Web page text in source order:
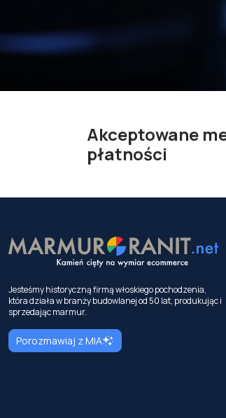
Akceptowane
płatności
Jesteśmy historyczną firmą włoskiego pochodzenia,
która działa w branży budowlanej od 50 lat, produkując i
sprzedając marmur.
Porozmawiaj z MIA